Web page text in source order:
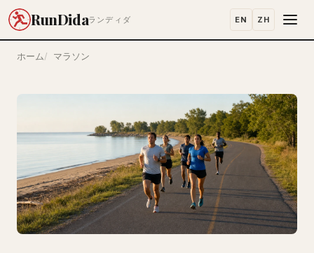
RunDidaランディダ EN ZH
ホーム マラソン